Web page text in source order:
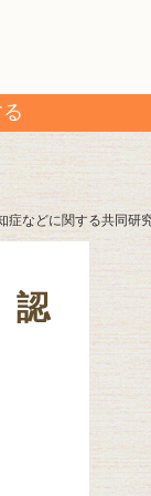
などに関する共同研
認